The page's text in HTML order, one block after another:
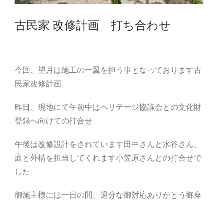
古民家 改修計画 打ち合わせ
今回、望月は施工の一翼を担う事となっております古
民家改修計画
昨日、現地にて午前中はヘリテージ協議会との文化財
登録へ向けての打合せ
午後は改修設計をされています田中さんと水谷さん、
庭と外構を担当してくれます小笠原さんとの打合せで
した
御施主様には一日の間、過分な御対応ありがとう御座